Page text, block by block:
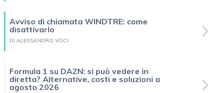
Avviso di chiamata WINDTRE: come
disattivarlo
DI ALESSANDRO VOCI
Formula 1 su DAZN: si può vedere in
diretta? Alternative, costi e soluzioni a
agosto 2026